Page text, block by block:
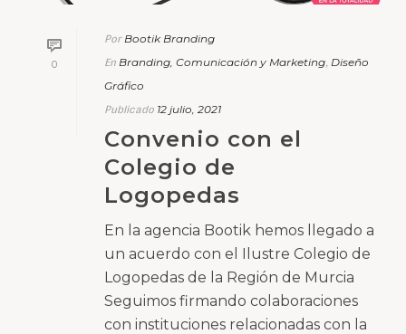
0
Por Bootik Branding
En Branding, Comunicación y Marketing Diseño
Gráfico
Publicado 12 julio, 2021
Convenio con el
Colegio de
Logopedas
En la agencia Bootik hemos llegado a
un acuerdo con el Ilustre Colegio de
Logopedas de la Región de Murcia
Seguimos firmando colaboraciones
con instituciones relacionadas con la